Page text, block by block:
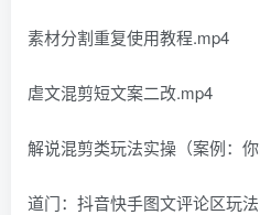
素材分割重复使用教程.mp4
虐文混剪短文案二改.mp4
解说混剪类玩法实操（案例：
道门：抖音快手图文评论区玩